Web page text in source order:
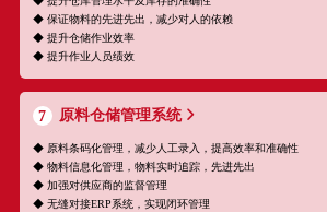
◆ 保证物料的先进先出，减少对人的依赖
◆ 提升仓储作业效率
◆ 提升作业人员绩效
7 原料仓储管理系统
◆ 原料条码化管理，减少人工录入，提高效率和准确性
◆ 物料信息化管理，物料实时追踪，先进先出
◆ 加强对供应商的监督管理
◆ 无缝对接ERP系统，实现闭环管理